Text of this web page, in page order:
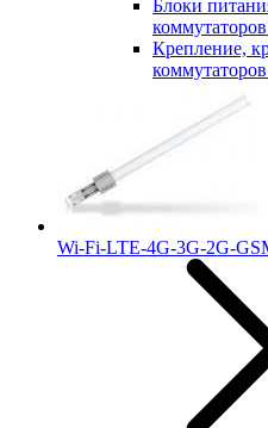
Блоки
коммутаторов
Крепление,
коммутаторов
Wi-Fi-LTE-4G-3G-2G-